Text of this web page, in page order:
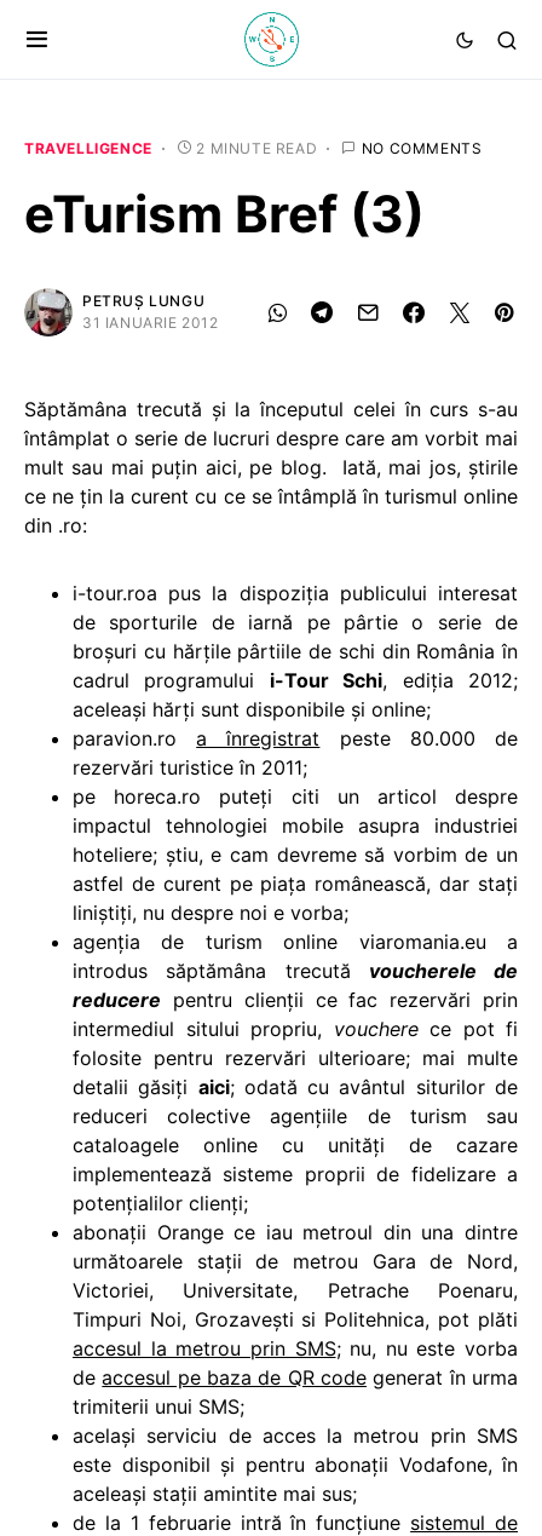
TRAVELLIGENCE 2 MINUTE READ NO COMMENTS
eTurism Bref (3)
PETRUȘ LUNGU
31 IANUARIE 2012
Săptămâna trecută și la începutul celei în curs s-au
întâmplat o serie de lucruri despre care am vorbit mai
mult sau mai puțin aici, pe blog. Iată, mai jos, știrile
ce ne țin la curent cu ce se întâmplă în turismul online
din .ro:
i-tour.roa pus la dispoziția publicului interesat
de sporturile de iarnă pe pârtie o serie de
broșuri cu hărțile pârtiile de schi din România în
cadrul programului i-Tour Schi, ediția 2012;
aceleași hărți sunt disponibile și online;
paravion.roa înregistrat peste 80.000 de
rezervări turistice în 2011;
pe horeca.ro puteți citi un articol despre
impactul tehnologiei mobile asupra industriei
hoteliere; știu, e cam devreme să vorbim de un
astfel de curent pe piața românească, dar stați
liniștiți, nu despre noi e vorba;
agenția de turism online viaromania.eu a
introdus săptămâna trecută voucherele de
reducere pentru clienții ce fac rezervări prin
intermediul sitului propriu, voucherece pot fi
folosite pentru rezervări ulterioare; mai multe
detalii găsiți aici; odată cu avântul siturilor de
reduceri colective agențiile de turism sau
cataloagele online cu unități de cazare
implementează sisteme proprii de fidelizare a
potențialilor clienți;
abonații Orange ce iau metroul din una dintre
următoarele stații de metrou Gara de Nord,
Victoriei, Universitate, Petrache Poenaru,
Timpuri Noi, Grozaveşti si Politehnica, pot plăti
accesul la metrou prin SMS; nu, nu este vorba
deaccesul pe baza de QR code generat în urma
trimiterii unui SMS;
același serviciu de acces la metrou prin SMS
este disponibil și pentru abonații Vodafone, în
aceleași stații amintite mai sus;
de la 1 februarie intră în funcțiune sistemul de